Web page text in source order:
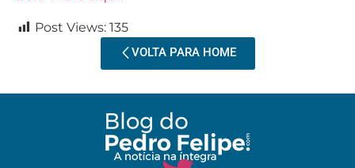
Post Views: 135
VOLTA PARA HOME